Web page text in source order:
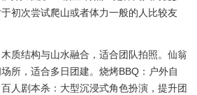
初次尝试爬山或者体力一般的人比较友
质结构与山水融合，适合团队拍照。仙翁
所，适合多日团建。烧烤BBQ：户外自
人剧本杀：大型沉浸式角色扮演，提升团